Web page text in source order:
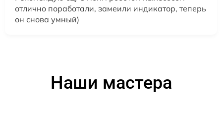
отлично поработали, замеили индикатор, теперь
он снова умный)
Наши мастера